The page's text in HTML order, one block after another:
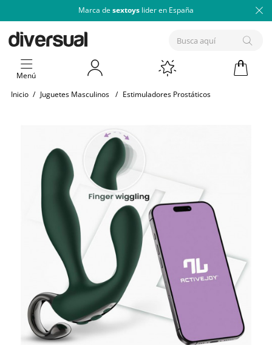
Marca de sextoys lider en España
Menú
Inicio / Juguetes Masculinos / Estimuladores Prostáticos